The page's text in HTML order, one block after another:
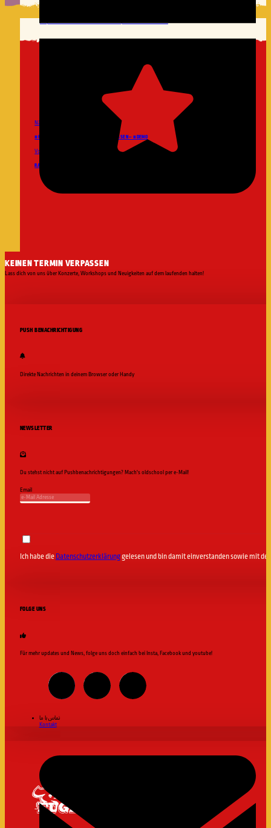
تماس با ما
Kontakt
Nächster Post
#HANAU – KEIN VERGEBEN, KEIN VERGESSEN – #DEMO
Vorheriger Post
RAPFUGEES @ 48MIN WILHELMSBURG
KEINEN TERMIN VERPASSEN
Lass dich von uns über Konzerte, Workshops und Neuigkeiten auf dem laufenden halten!
PUSH BENACHRICHTIGUNG
Direkte Nachrichten in deinem Browser oder Handy
NEWSLETTER
Du stehst nicht auf Pushbenachrichtigungen? Mach's oldschool per e-Mail!
Email
Ich habe die Datenschutzerklärunggelesen und bin damit einverstanden sowie mit
FOLGE UNS
Für mehr updates und News, folge uns doch einfach bei Insta, Facebook und youtube!